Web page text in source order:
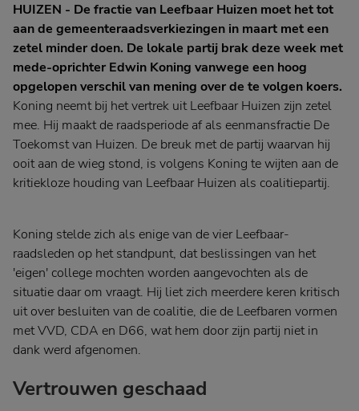
HUIZEN - De fractie van Leefbaar Huizen moet het tot
aan de gemeenteraadsverkiezingen in maart met een
zetel minder doen. De lokale partij brak deze week met
mede-oprichter Edwin Koning vanwege een hoog
opgelopen verschil van mening over de te volgen koers.
Koning neemt bij het vertrek uit Leefbaar Huizen zijn zetel
mee. Hij maakt de raadsperiode af als eenmansfractie De
Toekomst van Huizen. De breuk met de partij waarvan hij
ooit aan de wieg stond, is volgens Koning te wijten aan de
kritiekloze houding van Leefbaar Huizen als coalitiepartij.
Koning stelde zich als enige van de vier Leefbaar-
raadsleden op het standpunt, dat beslissingen van het
'eigen' college mochten worden aangevochten als de
situatie daar om vraagt. Hij liet zich meerdere keren kritisch
uit over besluiten van de coalitie, die de Leefbaren vormen
met VVD, CDA en D66, wat hem door zijn partij niet in
dank werd afgenomen.
Vertrouwen geschaad